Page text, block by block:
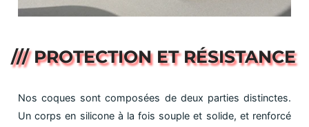
/// PROTECTION ET RÉSISTANCE
Nos coques sont composées de deux parties distinctes.
Un corps en silicone à la fois souple et solide, et renforcé